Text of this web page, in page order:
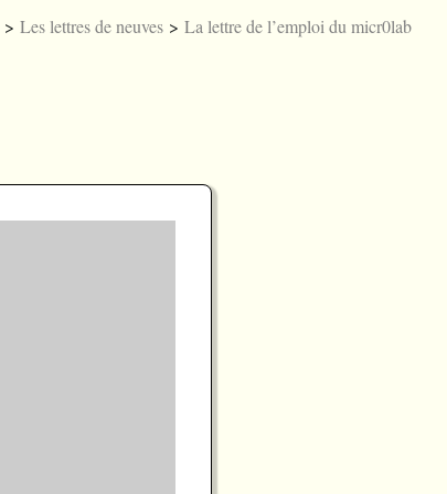
> Les lettres de neuves > La lettre de l’emploi du micr0lab